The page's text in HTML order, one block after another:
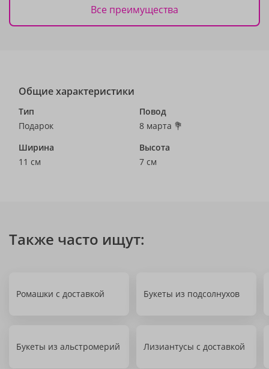
Все преимущества
Общие характеристики
Тип
Подарок
Повод
8 марта 💐
Ширина
11 см
Высота
7 см
Также часто ищут:
Ромашки с доставкой Букеты из подсолнухов
Букеты из альстромерий Лизиантусы с доставкой